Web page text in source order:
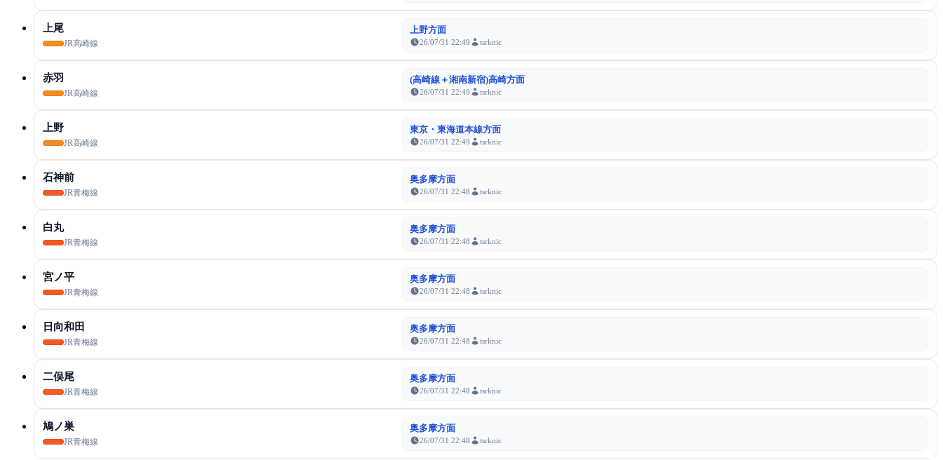
上尾
JR高崎線
上野方面
26/07/31 22:49 tsrknic
赤羽
JR高崎線
(高崎線＋湘南新宿)高崎方面
26/07/31 22:49 tsrknic
上野
JR高崎線
東京・東海道本線方面
26/07/31 22:49 tsrknic
石神前
JR青梅線
奥多摩方面
26/07/31 22:48 tsrknic
白丸
JR青梅線
奥多摩方面
26/07/31 22:48 tsrknic
宮ノ平
JR青梅線
奥多摩方面
26/07/31 22:48 tsrknic
日向和田
JR青梅線
奥多摩方面
26/07/31 22:48 tsrknic
二俣尾
JR青梅線
奥多摩方面
26/07/31 22:48 tsrknic
鳩ノ巣
JR青梅線
奥多摩方面
26/07/31 22:48 tsrknic